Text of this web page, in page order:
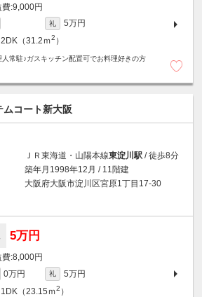
9,000円
礼
5万円
2DK（31.2ｍ2 ）
常駐♪ガスキッチン配置可でお料理好きの方
ムコート新大阪
ＪＲ東海道・山陽本線東淀川駅 / 徒歩8分
築年月1998年12月 / 11階建
大阪府大阪市淀川区宮原1丁目17-30
5万円
8,000円
0万円 礼
5万円
1DK（23.15ｍ2 ）